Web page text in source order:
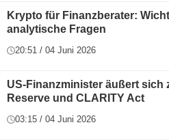
Krypto für Finanzberater:
analytische Fragen
20:51 / 04 Juni 2026
US-Finanzminister äußert sich
Reserve und CLARITY Act
03:15 / 04 Juni 2026